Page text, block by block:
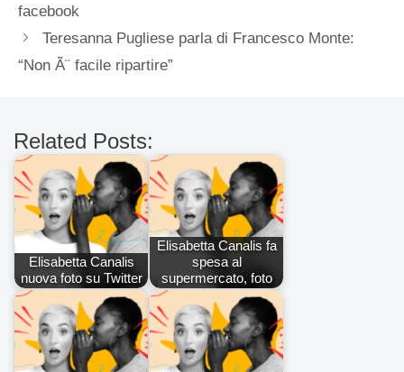
facebook
Teresanna Pugliese parla di Francesco Monte:
“Non Ã¨ facile ripartire”
Related Posts:
Elisabetta Canalis
nuova foto su Twitter
Elisabetta Canalis fa
spesa al
supermercato, foto